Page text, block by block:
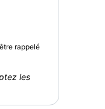
rappelé
les